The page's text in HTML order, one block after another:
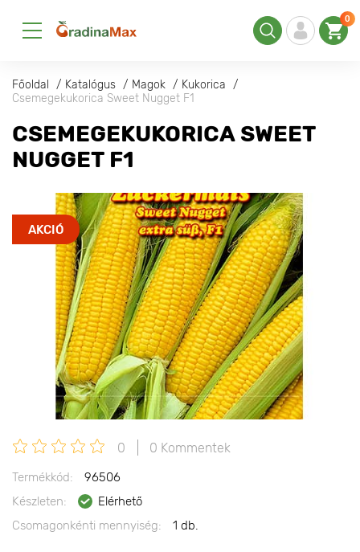
0
Főoldal Katalógus Magok
Kukorica
Csemegekukorica Sweet Nugget F1
CSEMEGEKUKORICA SWEET
NUGGET F1
AKCIÓ
0 0 Kommentek
Termékkód:
96506
Készleten:
Elérhető
Csomagonkénti mennyiség:
1 db.